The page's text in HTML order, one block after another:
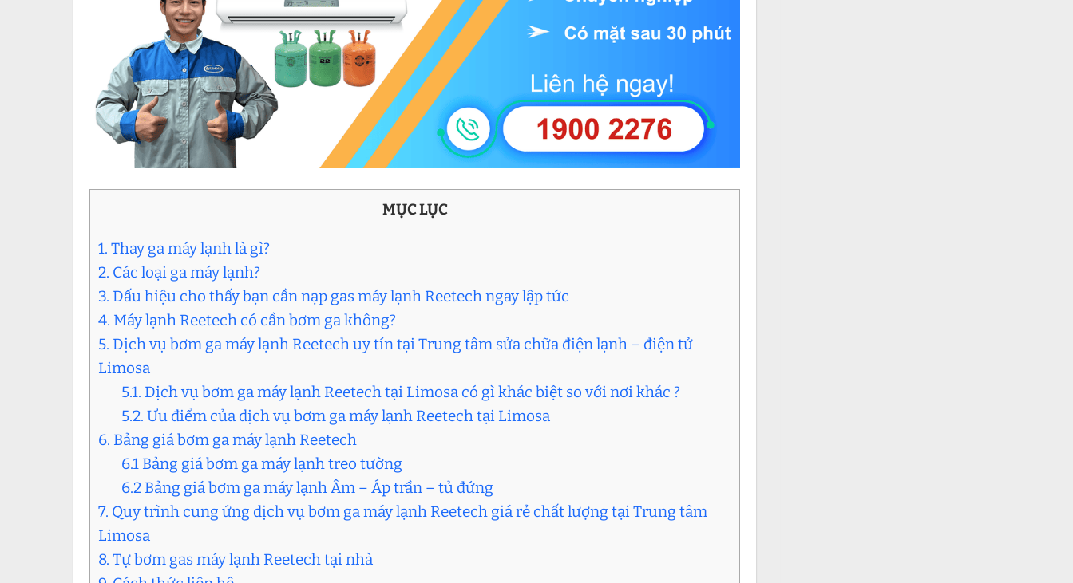
MỤC LỤC
1. Thay ga máy lạnh là gì?
2. Các loại ga máy lạnh?
3. Dấu hiệu cho thấy bạn cần nạp gas máy lạnh Reetech ngay lập tức
4. Máy lạnh Reetech có cần bơm ga không?
5. Dịch vụ bơm ga máy lạnh Reetech uy tín tại Trung tâm sửa chữa điện lạnh – điện tử
Limosa
5.1. Dịch vụ bơm ga máy lạnh Reetech tại Limosa có gì khác biệt so với nơi khác ?
5.2. Ưu điểm của dịch vụ bơm ga máy lạnh Reetech tại Limosa
6. Bảng giá bơm ga máy lạnh Reetech
6.1 Bảng giá bơm ga máy lạnh treo tường
6.2 Bảng giá bơm ga máy lạnh Âm – Áp trần – tủ đứng
7. Quy trình cung ứng dịch vụ bơm ga máy lạnh Reetech giá rẻ chất lượng tại Trung tâm
Limosa
8. Tự bơm gas máy lạnh Reetech tại nhà